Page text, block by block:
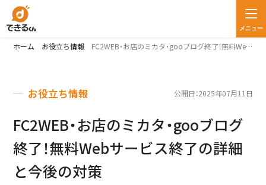
メニュー
ホーム お役立ち情報 FC2WEB・お店のミカタ・gooブログ終了！無料Webサービス終了の詳細と今後の対策
お役立ち情報
FC2WEB・お店のミカタ・gooブログ
終了！無料Webサービス終了の詳細
と今後の対策
公開日：2025年07月11日